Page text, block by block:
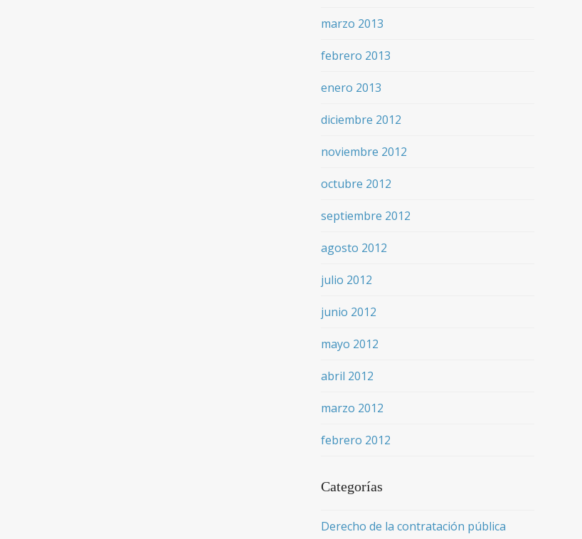
marzo 2013
febrero 2013
enero 2013
diciembre 2012
noviembre 2012
octubre 2012
septiembre 2012
agosto 2012
julio 2012
junio 2012
mayo 2012
abril 2012
marzo 2012
febrero 2012
Categorías
Derecho de la contratación pública